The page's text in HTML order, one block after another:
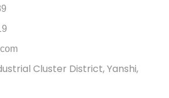
Cluster District, Yanshi,